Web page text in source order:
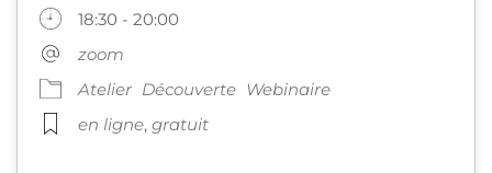
18:30 - 20:00
zoom
Atelier Découverte Webinaire
en ligne, gratuit